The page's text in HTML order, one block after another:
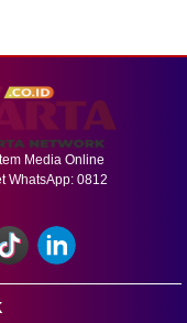
Media Online
WhatsApp: 0812